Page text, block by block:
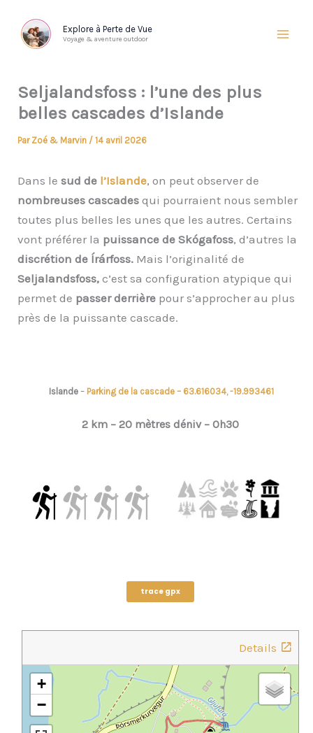
contenu
Explore à Perte de Vue
Voyage & aventure outdoor
Seljalandsfoss : l’une des plus
belles cascades d’Islande
Par Zoé & Marvin / 14 avril 2026
Dans le sud de l’Islande, on peut observer de
nombreuses cascades qui pourraient nous sembler
toutes plus belles les unes que les autres. Certains
vont préférer la puissance de Skógafoss, d’autres la
discrétion de Írárfoss. Mais l’originalité de
Seljalandsfoss, c’est sa configuration atypique qui
permet de passer derrière pour s’approcher au plus
près de la puissante cascade.
Islande– Parking de la cascade – 63.616034, -19.993461
2 km – 20 mètres déniv – 0h30
trace gpx
Details
+
−